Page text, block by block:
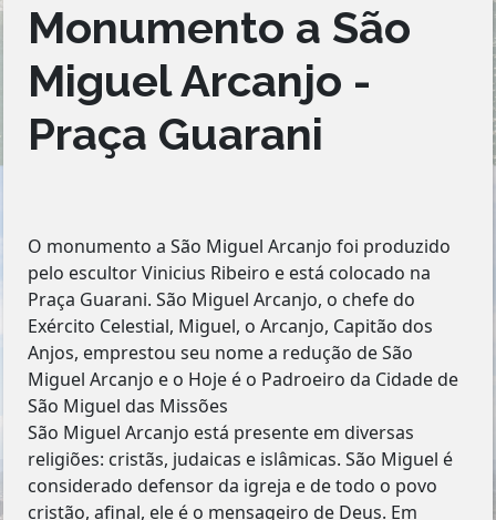
Monumento a São
Miguel Arcanjo -
Praça Guarani
O monumento a São Miguel Arcanjo foi produzido
pelo escultor Vinicius Ribeiro e está colocado na
Praça Guarani. São Miguel Arcanjo, o chefe do
Exército Celestial, Miguel, o Arcanjo, Capitão dos
Anjos, emprestou seu nome a redução de São
Miguel Arcanjo e o Hoje é o Padroeiro da Cidade de
São Miguel das Missões
São Miguel Arcanjo está presente em diversas
religiões: cristãs, judaicas e islâmicas. São Miguel é
considerado defensor da igreja e de todo o povo
cristão, afinal, ele é o mensageiro de Deus. Em